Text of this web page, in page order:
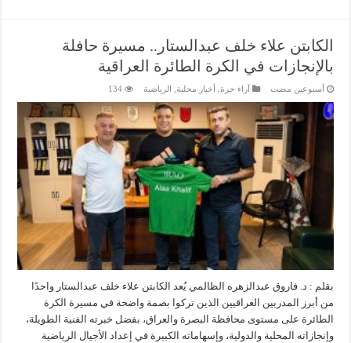
الكابتن علاء خلف عبدالستار.. مسيرة حافلة
بالإنجازات في الكرة الطائرة العراقية
‏أسبوعين مضت آراء حرة أخبار محلية الرياضية 134
بقلم : د. فاروق عبدالزهره الظالمي يُعد الكابتن علاء خلف عبدالستار واحدًا
من أبرز المدربين العراقيين الذين تركوا بصمة واضحة في مسيرة الكرة
الطائرة على مستوى محافظة البصرة والعراق، بفضل خبرته الفنية الطويلة،
وإنجازاته المحلية والدولية، وإسهاماته الكبيرة في إعداد الأجيال الرياضية